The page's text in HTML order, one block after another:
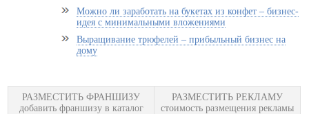
Можно ли заработать на букетах из конфет – бизнес-
идея с минимальными вложениями
Выращивание трюфелей – прибыльный бизнес на
дому
РАЗМЕСТИТЬ ФРАНШИЗУ
добавить франшизу в каталог
РАЗМЕСТИТЬ РЕКЛАМУ
стоимость размещения рекламы